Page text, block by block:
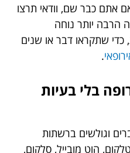
אתם כבר שם, וודאי תרצו
הרבה יותר נוחה
כדי שתקראו דבר או שנים
.
בלי בעיות
וגולשים ברשתות
הוט מובייל, סלקום,